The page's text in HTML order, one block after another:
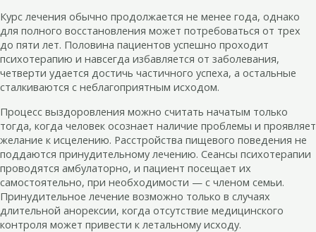
Курс лечения обычно продолжается не менее года, однако
для полного восстановления может потребоваться от трех
до пяти лет. Половина пациентов успешно проходит
психотерапию и навсегда избавляется от заболевания,
четверти удается достичь частичного успеха, а остальные
сталкиваются с неблагоприятным исходом.
Процесс выздоровления можно считать начатым только
тогда, когда человек осознает наличие проблемы и проявляет
желание к исцелению. Расстройства пищевого поведения не
поддаются принудительному лечению. Сеансы психотерапии
проводятся амбулаторно, и пациент посещает их
самостоятельно, при необходимости — с членом семьи.
Принудительное лечение возможно только в случаях
длительной анорексии, когда отсутствие медицинского
контроля может привести к летальному исходу.